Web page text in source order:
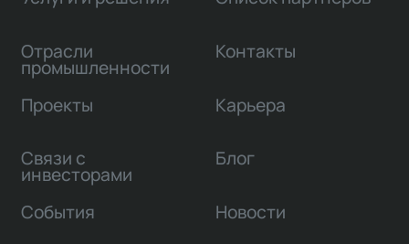
Отрасли
промышленности
Проекты
Связи с
инвесторами
Контакты
Карьера
Блог
События Новости